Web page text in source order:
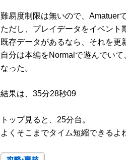
難易度制限は無いので、Amatuer
ただし、プレイデータをイベント
既存データがあるなら、それを更
自分は本編をNormalで遊んでい
なった。
結果は、35分28秒09
トップ見ると、25分台。
よくそこまでタイム短縮できるよ